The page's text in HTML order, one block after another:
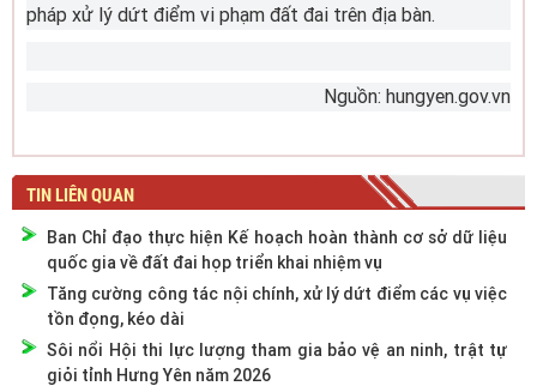
pháp xử lý dứt điểm vi phạm đất đai trên địa bàn.
Nguồn: hungyen.gov.vn
TIN LIÊN QUAN
Ban Chỉ đạo thực hiện Kế hoạch hoàn thành cơ sở dữ liệu
quốc gia về đất đai họp triển khai nhiệm vụ
Tăng cường công tác nội chính, xử lý dứt điểm các vụ việc
tồn đọng, kéo dài
Sôi nổi Hội thi lực lượng tham gia bảo vệ an ninh, trật tự
giỏi tỉnh Hưng Yên năm 2026